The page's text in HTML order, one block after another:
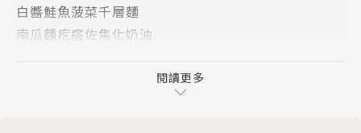
白醬鮭魚菠菜千層麵
南瓜麵疙瘩佐焦化奶油
波隆那肉醬義大利寬扁麵閱讀更多